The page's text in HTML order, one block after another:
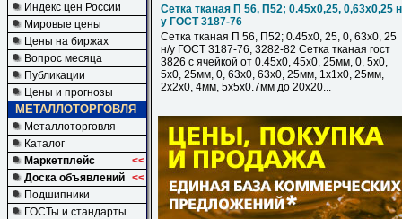
Индекс цен России
Мировые цены
Цены на биржах
Вопрос месяца
Публикации
Цены и прогнозы
МЕТАЛЛОТОРГОВЛЯ
Металлоторговля
Каталог
Маркетплейс
<<
Доска объявлений <<
Подшипники
ГОСТы и стандарты
Сетка тканая П 56, П52; 0.45х0,25, 0,63х0,25
у ГОСТ 3187-76
Сетка тканая П 56, П52; 0.45х0, 25, 0, 63х0, 25
н/у ГОСТ 3187-76, 3282-82 Сетка тканая гост
3826 с ячейкой от 0.45х0, 45х0, 25мм, 0, 5х0,
5х0, 25мм, 0, 63х0, 63х0, 25мм, 1х1х0, 25мм,
2х2х0, 4мм, 5х5х0.7мм до 20х20...